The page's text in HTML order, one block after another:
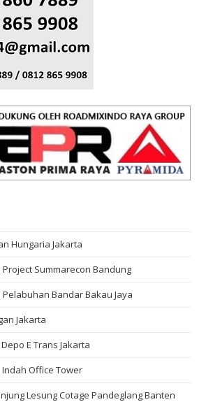
Hungaria Jakarta
Summarecon Bandung
Bandar Bakau Jaya
Jakarta
E Trans Jakarta
Office Tower
Lesung Cotage Pandeglang Banten